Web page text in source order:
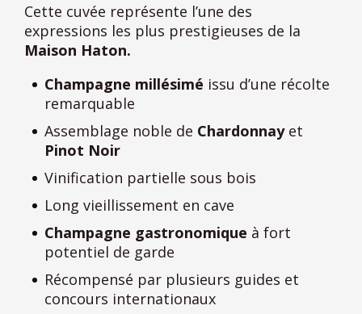
Cette cuvée représente l’une des
expressions les plus prestigieuses de la
Maison Haton.
Champagne millésimé issu d’une récolte
remarquable
Assemblage noble de Chardonnayet
Pinot Noir
Vinification partielle sous bois
Long vieillissement en cave
Champagne gastronomique à fort
potentiel de garde
Récompensé par plusieurs guides et
concours internationaux